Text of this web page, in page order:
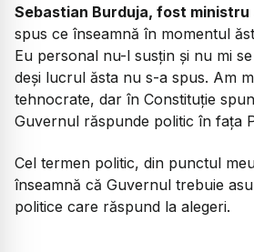
Sebastian Burduja, fost ministru
spus ce înseamnă în momentul
Eu personal nu-l susțin și nu mi
deși lucrul ăsta nu s-a spus. Am
tehnocrate, dar în Constituție
Guvernul răspunde politic în fața
Cel termen politic, din punctul
înseamnă că Guvernul trebuie
politice care răspund la alegeri.